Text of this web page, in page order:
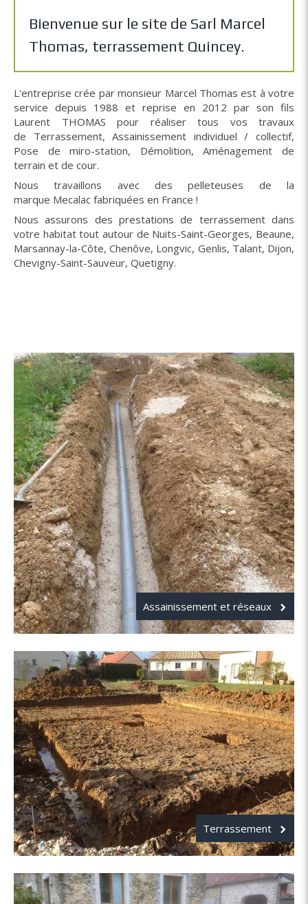
Bienvenue sur le site de Sarl Marcel
Thomas, terrassement Quincey.
L'entreprise crée par monsieur Marcel Thomas est à votre
service depuis 1988 et reprise en 2012 par son fils
Laurent THOMAS pour réaliser tous vos travaux
de Terrassement, Assainissement individuel / collectif,
Pose de miro-station, Démolition, Aménagement de
terrain et de cour.
Nous travaillons avec des pelleteuses de la
marque Mecalac fabriquées en France !
Nous assurons des prestations de terrassement dans
votre habitat tout autour de Nuits-Saint-Georges, Beaune,
Marsannay-la-Côte, Chenôve, Longvic, Genlis, Talant, Dijon,
Chevigny-Saint-Sauveur, Quetigny.
Assainissement et réseaux
Terrassement